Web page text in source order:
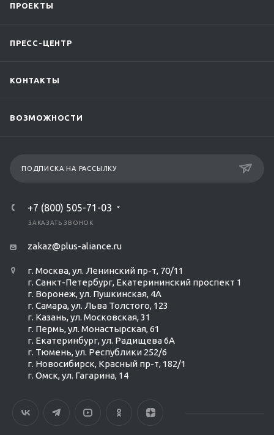
ПРОЕКТЫ
ПРЕСС-ЦЕНТР
КОНТАКТЫ
ВОЗМОЖНОСТИ
ПОДПИСКА НА РАССЫЛКУ
+7 (800) 505-71-03
ЗАКАЗАТЬ ЗВОНОК
zakaz@plus-aliance.ru
г. Москва, ул. Ленинский пр-т, 70/11
г. Санкт-Петербург, Екатерининский проспект 1
г. Воронеж, ул. Пушкинская, 4А
г. Самара, ул. Льва Толстого, 123
г. Казань, ул. Московская, 31
г. Пермь, ул. Монастырская, 61
г. Екатеринбург, ул. Радищева 6А
г. Тюмень, ул. Республики 252/6
г. Новосибирск, Красный пр-т, 182/1
г. Омск, ул. ​Гагарина, 14